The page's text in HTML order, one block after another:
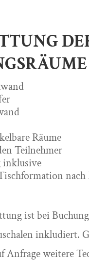
Räume
Teilnehmer
ist bei Buchung
inkludiert.
Anfrage weitere